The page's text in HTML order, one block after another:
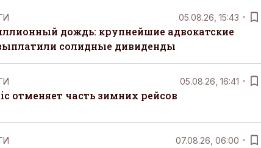
05.08.26, 15:43
дождь: крупнейшие адвокатские
солидные дивиденды
05.08.26, 16:41
отменяет часть зимних рейсов
07.08.26, 06:00